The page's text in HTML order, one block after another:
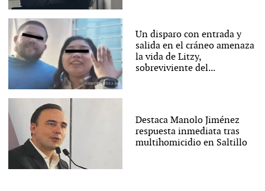
Un disparo con entrada y
salida en el cráneo amenaza
la vida de Litzy,
sobreviviente del...
Destaca Manolo Jiménez
respuesta inmediata tras
multihomicidio en Saltillo